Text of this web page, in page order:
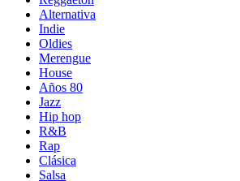
Alternativa
Indie
Oldies
Merengue
House
Años 80
Jazz
Hip hop
R&B
Rap
Clásica
Salsa